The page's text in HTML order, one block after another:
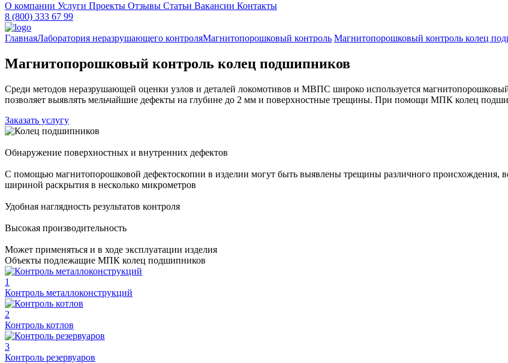
О компании Услуги Проекты Отзывы Статьи Вакансии Контакты
8 (800) 333 67 99
ГлавнаяЛаборатория неразрушающего контроляМагнитопорошковый контроль Магнитопорошковый контроль колец
Магнитопорошковый контроль колец подшипников
Среди методов неразрушающей оценки узлов и деталей локомотивов и МВПС широко используется
позволяет выявлять мельчайшие дефекты на глубине до 2 мм и поверхностные трещины. При помощи МПК колец
Заказать услугу
Обнаружение поверхностных и внутренних дефектов
С помощью магнитопорошковой дефектоскопии в изделии могут быть выявлены трещины различного происхождения,
шириной раскрытия в несколько микрометров
Удобная наглядность результатов контроля
Высокая производительность
Может применяться и в ходе эксплуатации изделия
Объекты подлежащие МПК колец подшипников
1
Контроль металлоконструкций
2
Контроль котлов
3
Контроль резервуаров